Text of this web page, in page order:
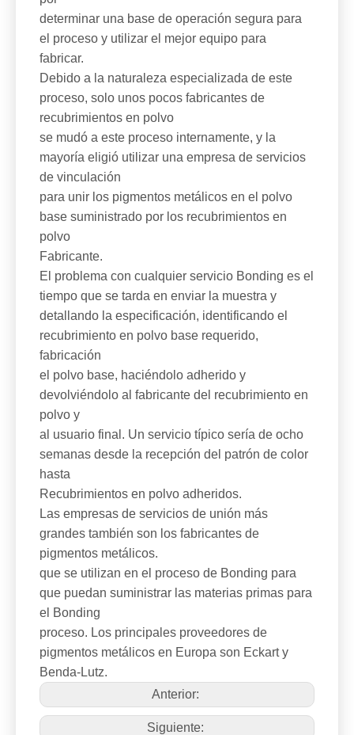
determinar una base de operación segura para
el proceso y utilizar el mejor equipo para
fabricar.
Debido a la naturaleza especializada de este
proceso, solo unos pocos fabricantes de
recubrimientos en polvo
se mudó a este proceso internamente, y la
mayoría eligió utilizar una empresa de servicios
de vinculación
para unir los pigmentos metálicos en el polvo
base suministrado por los recubrimientos en
polvo
Fabricante.
El problema con cualquier servicio Bonding es el
tiempo que se tarda en enviar la muestra y
detallando la especificación, identificando el
recubrimiento en polvo base requerido,
fabricación
el polvo base, haciéndolo adherido y
devolviéndolo al fabricante del recubrimiento en
polvo y
al usuario final. Un servicio típico sería de ocho
semanas desde la recepción del patrón de color
hasta
Recubrimientos en polvo adheridos.
Las empresas de servicios de unión más
grandes también son los fabricantes de
pigmentos metálicos.
que se utilizan en el proceso de Bonding para
que puedan suministrar las materias primas para
el Bonding
proceso. Los principales proveedores de
pigmentos metálicos en Europa son Eckart y
Benda-Lutz.
Anterior:
Siguiente: